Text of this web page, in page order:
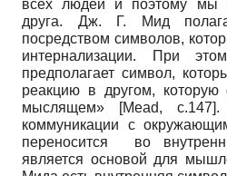
всех людей и поэтому мы
друга. Дж. Г. Мид
посредством символов,
интернализации. При
предполагает символ,
реакцию в другом,
мыслящем»
[Меаd, с.147].
коммуникации с
переносится во
является основой для